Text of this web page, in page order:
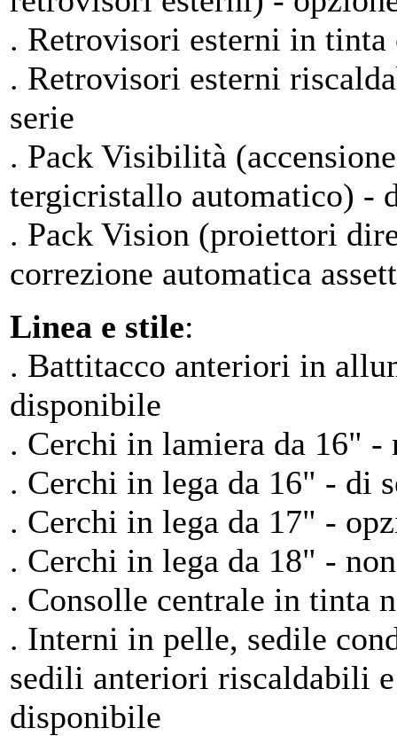
. Retrovisori esterni in tinta
. Retrovisori esterni
serie
. Pack Visibilità
tergicristallo automatico) -
. Pack Vision (proiettori
correzione automatica
Linea e stile:
. Battitacco anteriori in
disponibile
. Cerchi in lamiera da 16" -
. Cerchi in lega da 16" - di
. Cerchi in lega da 17" -
. Cerchi in lega da 18" -
. Consolle centrale in tinta
. Interni in pelle, sedile
sedili anteriori riscaldabili
disponibile